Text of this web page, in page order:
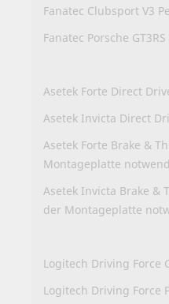
Fanatec Clubsport V3
Fanatec Porsche
Asetek Forte Direct
Asetek Invicta Direct
Asetek Forte Brake &
Montageplatte
Asetek Invicta Brake &
der Montageplatte
Logitech Driving Force
Logitech Driving Force